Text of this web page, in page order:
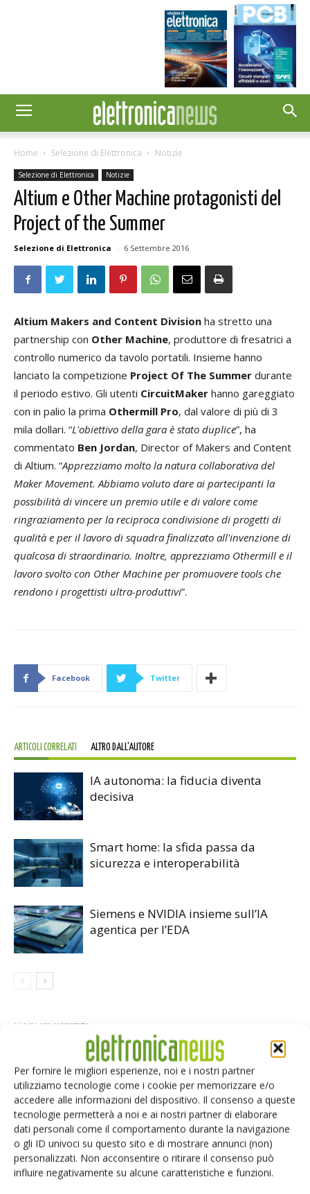
Per fornire le migliori esperienze, noi e i nostri partner
utilizziamo tecnologie come i cookie per memorizzare e/o
accedere alle informazioni del dispositivo. Il consenso a queste
tecnologie permetterà a noi e ai nostri partner di elaborare
dati personali come il comportamento durante la navigazione
o gli ID univoci su questo sito e di mostrare annunci (non)
personalizzati. Non acconsentire o ritirare il consenso può
influire negativamente su alcune caratteristiche e funzioni.
Home Selezione di Elettronica Notizie
Selezione di Elettronica Notizie
Altium e Other Machine protagonisti del
Project of the Summer
Selezione di Elettronica - 6 Settembre 2016
Altium Makers and Content Division ha stretto una
partnership con Other Machine, produttore di fresatrici a
controllo numerico da tavolo portatili. Insieme hanno
lanciato la competizione Project Of The Summer durante
il periodo estivo. Gli utenti CircuitMaker hanno gareggiato
con in palio la prima Othermill Pro, dal valore di più di 3
mila dollari. “L'obiettivo della gara è stato duplice”, ha
commentato Ben Jordan, Director of Makers and Content
di Altium. “Apprezziamo molto la natura collaborativa del
Maker Movement. Abbiamo voluto dare ai partecipanti la
possibilità di vincere un premio utile e di valore come
ringraziamento per la reciproca condivisione di progetti di
qualità e per il lavoro di squadra finalizzato all'invenzione di
qualcosa di straordinario. Inoltre, apprezziamo Othermill e il
lavoro svolto con Other Machine per promuovere tools che
rendono i progettisti ultra-produttivi”.
Facebook Twitter
ARTICOLI CORRELATI ALTRO DALL'AUTORE
IA autonoma: la fiducia diventa
decisiva
Smart home: la sfida passa da
sicurezza e interoperabilità
Siemens e NVIDIA insieme sull’IA
agentica per l’EDA